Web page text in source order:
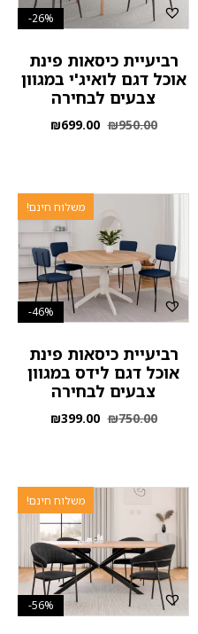
26%-
רביעיית כיסאות פינת
אוכל דגם לואיג'י במגוון
צבעים לבחירה
₪950.00
₪699.00
משלוח חינם!
46%-
רביעיית כיסאות פינת
אוכל דגם לידס במגוון
צבעים לבחירה
₪750.00
₪399.00
משלוח חינם!
56%-